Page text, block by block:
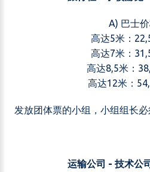
A) 巴士
高达5米：
高达7米：
高达8,5米：
高达12米：
发放团体票的小组，小组组长必
运输公司 - 技术公